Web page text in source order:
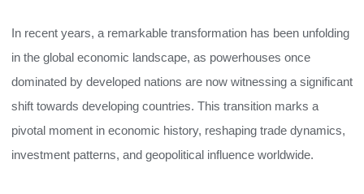
In recent years, a remarkable transformation has been unfolding
in the global economic landscape, as powerhouses once
dominated by developed nations are now witnessing a significant
shift towards developing countries. This transition marks a
pivotal moment in economic history, reshaping trade dynamics,
investment patterns, and geopolitical influence worldwide.